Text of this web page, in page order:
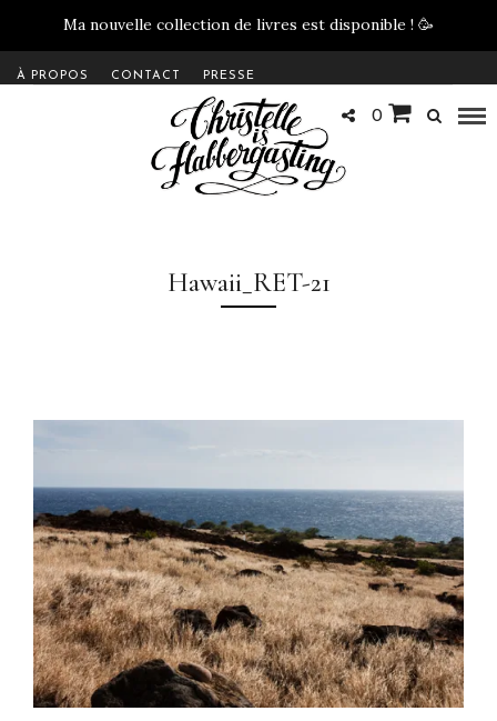
Ma nouvelle collection de livres est disponible ! 🥳
À PROPOS CONTACT PRESSE
0
Hawaii_RET-21